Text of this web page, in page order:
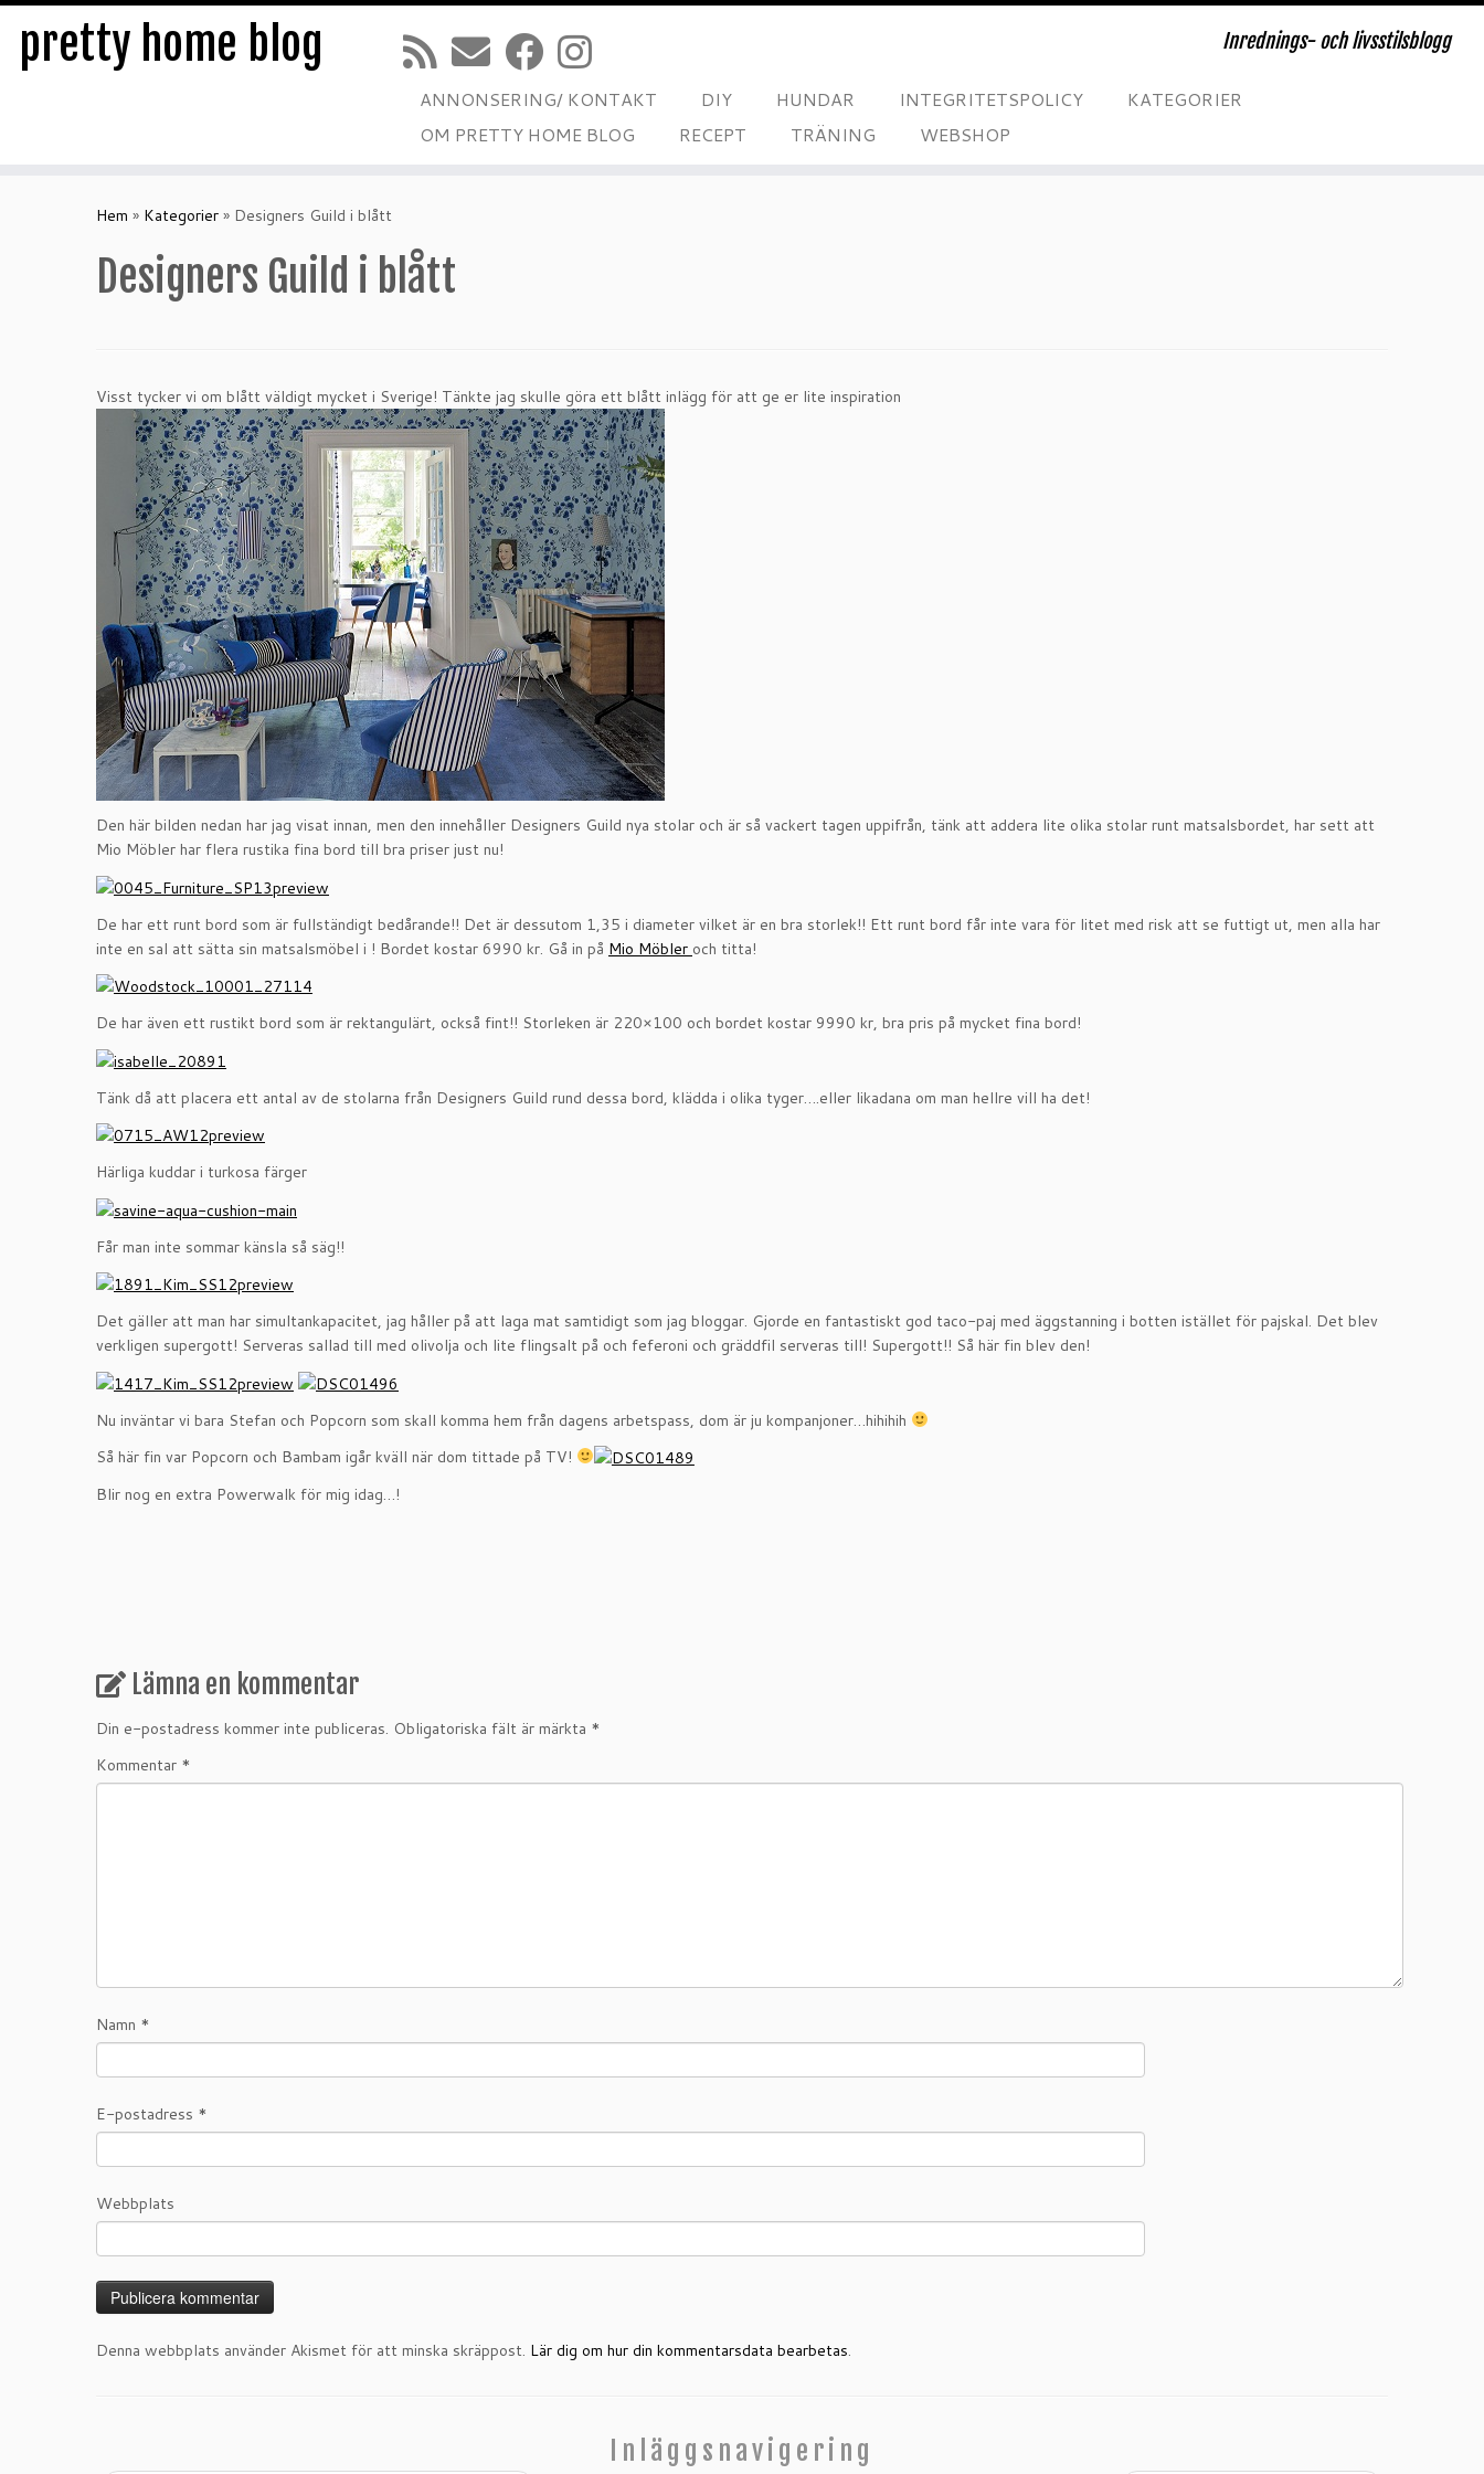
pretty home blog Inrednings- och livsstilsblogg
ANNONSERING/ KONTAKT DIY HUNDAR INTEGRITETSPOLICY
KATEGORIER
OM PRETTY HOME BLOG
RECEPT TRÄNING WEBSHOP
Hem » Kategorier » Designers Guild i blått
Designers Guild i blått
Visst tycker vi om blått väldigt mycket i Sverige! Tänkte jag skulle göra ett blått inlägg för att ge er lite inspiration
Den här bilden nedan har jag visat innan, men den innehåller Designers Guild nya stolar och är så vackert tagen uppifrån, tänk att addera lite olika stolar runt matsalsbordet, har sett att
Mio Möbler har flera rustika fina bord till bra priser just nu!
De har ett runt bord som är fullständigt bedårande!! Det är dessutom 1,35 i diameter vilket är en bra storlek!! Ett runt bord får inte vara för litet med risk att se futtigt ut, men alla har
inte en sal att sätta sin matsalsmöbel i ! Bordet kostar 6990 kr. Gå in på Mio Möbler och titta!
De har även ett rustikt bord som är rektangulärt, också fint!! Storleken är 220×100 och bordet kostar 9990 kr, bra pris på mycket fina bord!
Tänk då att placera ett antal av de stolarna från Designers Guild rund dessa bord, klädda i olika tyger….eller likadana om man hellre vill ha det!
Härliga kuddar i turkosa färger
Får man inte sommar känsla så säg!!
Det gäller att man har simultankapacitet, jag håller på att laga mat samtidigt som jag bloggar. Gjorde en fantastiskt god taco-paj med äggstanning i botten istället för pajskal. Det blev
verkligen supergott! Serveras sallad till med olivolja och lite flingsalt på och feferoni och gräddfil serveras till! Supergott!! Så här fin blev den!
Nu inväntar vi bara Stefan och Popcorn som skall komma hem från dagens arbetspass, dom är ju kompanjoner…hihihih
Så här fin var Popcorn och Bambam igår kväll när dom tittade på TV!
Blir nog en extra Powerwalk för mig idag…!
Lämna en kommentar
Din e-postadress kommer inte publiceras. Obligatoriska fält är märkta *
Kommentar *
Namn *
E-postadress *
Webbplats
Denna webbplats använder Akismet för att minska skräppost. Lär dig om hur din kommentarsdata bearbetas.
Inläggsnavigering